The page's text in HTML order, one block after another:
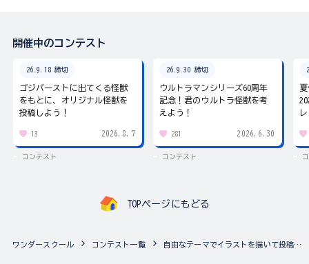
開催中のコンテスト
26.9.18 締切
ゴジバーストに出てくる怪獣
をもとに、オリジナル怪獣を
投稿しよう！
13 2026.8.7
コンテスト
26.9.30 締切
ウルトラマンシリーズ60周年
記念！君のウルトラ怪獣を考
えよう！
281 2026.6.30
コンテスト
TOPページにもどる
ワンダースクール コンテスト一覧 自由なテーマでイラストを描いて投稿しよう♪ ワンダースクールみんなのスケッチブック